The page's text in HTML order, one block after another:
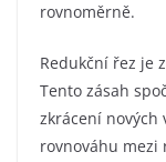
rovnoměrně.
Redukční řez je
Tento zásah
zkrácení nových
rovnováhu mezi